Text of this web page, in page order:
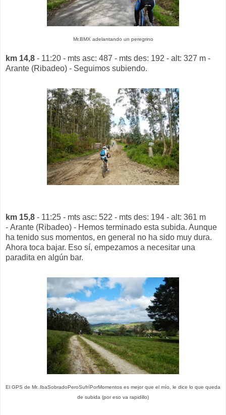
Mr.BMX adelantando un peregrino
km 14,8 - 11:20 - mts asc: 487 - mts des: 192 - alt: 327 m -
Arante (Ribadeo) - Seguimos subiendo.
km 15,8 - 11:25 - mts asc: 522 - mts des: 194 - alt: 361 m
- Arante (Ribadeo) - Hemos terminado esta subida. Aunque
ha tenido sus momentos, en general no ha sido muy dura.
Ahora toca bajar. Eso sí, empezamos a necesitar una
paradita en algún bar.
El GPS de Mr..IbaSobradoPeroSufríPorMomentos es mejor que el mío, le dice lo que queda
de subida (por eso va rapidillo)